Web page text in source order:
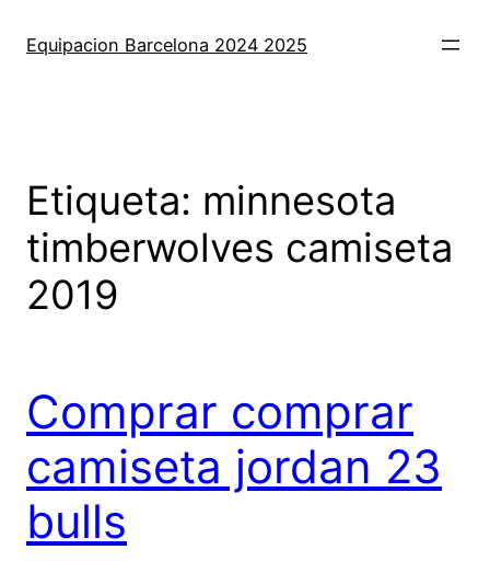
Equipacion Barcelona 2024 2025
Etiqueta: minnesota
timberwolves camiseta
2019
Comprar comprar
camiseta jordan 23
bulls